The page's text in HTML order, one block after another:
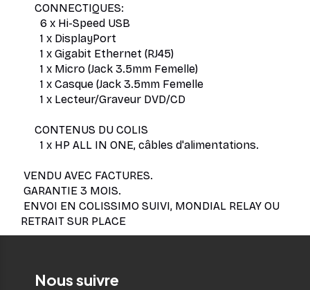
CONNECTIQUES:
6 x Hi-Speed USB
1 x DisplayPort
1 x Gigabit Ethernet (RJ45)
1 x Micro (Jack 3.5mm Femelle)
1 x Casque (Jack 3.5mm Femelle
1 x Lecteur/Graveur DVD/CD
CONTENUS DU COLIS
1 x HP ALL IN ONE, câbles d'alimentations.
VENDU AVEC FACTURES.
GARANTIE 3 MOIS.
ENVOI EN COLISSIMO SUIVI, MONDIAL RELAY OU
RETRAIT SUR PLACE
Nous suivre